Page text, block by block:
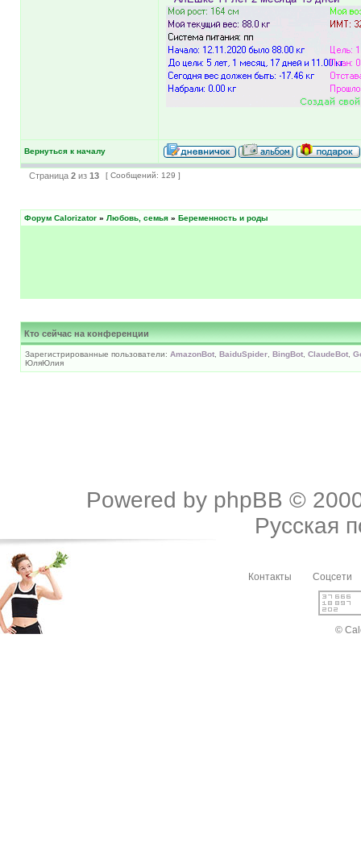
Вернуться к началу
Страница 2 из 13 [ Сообщений: 129 ]
Форум Calorizator » Любовь, семья » Беременность и роды
Кто сейчас на конференции
Зарегистрированные пользователи: AmazonBot BaiduSpider BingBot ClaudeBot
ЮляЮлия
Powered by phpBB ©
Русская
Контакты Соцсети
©